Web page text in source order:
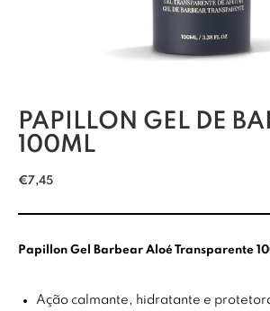
PAPILLON GEL DE
100ML
€7,45
Papillon Gel Barbear Aloé Transparente
Ação calmante, hidratante e